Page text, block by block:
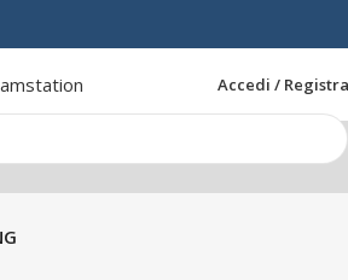
Accedi /